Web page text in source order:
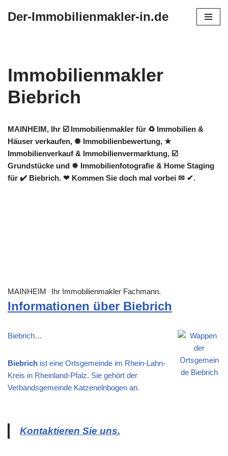
Der-Immobilienmakler-in.de
Immobilienmakler
Biebrich
MAINHEIM, Ihr ☑️ Immobilienmakler für ♻ Immobilien &
Häuser verkaufen, ✺ Immobilienbewertung, ★
Immobilienverkauf & Immobilienvermarktung, ☑️
Grundstücke und ✹ Immobilienfotografie & Home Staging
für ✔️ Biebrich. ❤ Kommen Sie doch mal vorbei ✉ ✔.
MAINHEIM Ihr Immobilienmakler Fachmann.
Informationen über Biebrich
Biebrich…
Biebrich ist eine Ortsgemeinde im Rhein-Lahn-
Kreis in Rheinland-Pfalz. Sie gehört der
Verbandsgemeinde Katzenelnbogen an.
Kontaktieren Sie uns.